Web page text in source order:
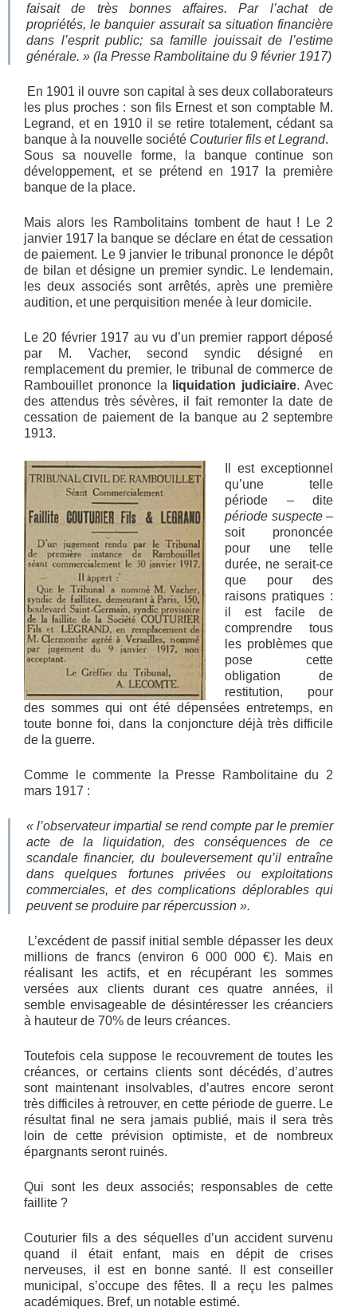
faisait de très bonnes affaires. Par l’achat de
propriétés, le banquier assurait sa situation financière
dans l’esprit public; sa famille jouissait de l’estime
générale. » (la Presse Rambolitaine du 9 février 1917)
En 1901 il ouvre son capital à ses deux collaborateurs
les plus proches : son fils Ernest et son comptable M.
Legrand, et en 1910 il se retire totalement, cédant sa
banque à la nouvelle société Couturier fils et Legrand.
Sous sa nouvelle forme, la banque continue son
développement, et se prétend en 1917 la première
banque de la place.
Mais alors les Rambolitains tombent de haut ! Le 2
janvier 1917 la banque se déclare en état de cessation
de paiement. Le 9 janvier le tribunal prononce le dépôt
de bilan et désigne un premier syndic. Le lendemain,
les deux associés sont arrêtés, après une première
audition, et une perquisition menée à leur domicile.
Le 20 février 1917 au vu d’un premier rapport déposé
par M. Vacher, second syndic désigné en
remplacement du premier, le tribunal de commerce de
Rambouillet prononce la
liquidation judiciaire. Avec
des attendus très sévères, il fait remonter la date de
cessation de paiement de la banque au 2 septembre
1913.
Il est exceptionnel
qu’une telle
période – dite
période suspecte –
soit prononcée
pour une telle
durée, ne serait-ce
que pour des
raisons pratiques :
il est facile de
comprendre tous
les problèmes que
pose cette
obligation de
restitution, pour
des sommes qui ont été dépensées entretemps, en
toute bonne foi, dans la conjoncture déjà très difficile
de la guerre.
Comme le commente la Presse Rambolitaine du 2
mars 1917 :
« l’observateur impartial se rend compte par le premier
acte de la liquidation, des conséquences de ce
scandale financier, du bouleversement qu’il entraîne
dans quelques fortunes privées ou exploitations
commerciales, et des complications déplorables qui
peuvent se produire par répercussion ».
L’excédent de passif initial semble dépasser les deux
millions de francs (environ 6 000 000 €). Mais en
réalisant les actifs, et en récupérant les sommes
versées aux clients durant ces quatre années, il
semble envisageable de désintéresser les créanciers
à hauteur de 70% de leurs créances.
Toutefois cela suppose le recouvrement de toutes les
créances, or certains clients sont décédés, d’autres
sont maintenant insolvables, d’autres encore seront
très difficiles à retrouver, en cette période de guerre. Le
résultat final ne sera jamais publié, mais il sera très
loin de cette prévision optimiste, et de nombreux
épargnants seront ruinés.
Qui sont les deux associés; responsables de cette
faillite ?
Couturier fils a des séquelles d’un accident survenu
quand il était enfant, mais en dépit de crises
nerveuses, il est en bonne santé. Il est conseiller
municipal, s’occupe des fêtes. Il a reçu les palmes
académiques. Bref, un notable estimé.